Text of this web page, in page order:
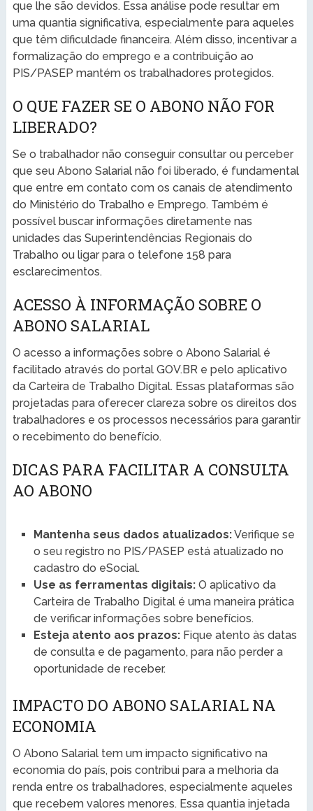
que lhe são devidos. Essa análise pode resultar em
uma quantia significativa, especialmente para aqueles
que têm dificuldade financeira. Além disso, incentivar a
formalização do emprego e a contribuição ao
PIS/PASEP mantém os trabalhadores protegidos.
O QUE FAZER SE O ABONO NÃO FOR
LIBERADO?
Se o trabalhador não conseguir consultar ou perceber
que seu Abono Salarial não foi liberado, é fundamental
que entre em contato com os canais de atendimento
do Ministério do Trabalho e Emprego. Também é
possível buscar informações diretamente nas
unidades das Superintendências Regionais do
Trabalho ou ligar para o telefone 158 para
esclarecimentos.
ACESSO À INFORMAÇÃO SOBRE O
ABONO SALARIAL
O acesso a informações sobre o Abono Salarial é
facilitado através do portal GOV.BR e pelo aplicativo
da Carteira de Trabalho Digital. Essas plataformas são
projetadas para oferecer clareza sobre os direitos dos
trabalhadores e os processos necessários para garantir
o recebimento do benefício.
DICAS PARA FACILITAR A CONSULTA
AO ABONO
Mantenha seus dados atualizados:Verifique se
o seu registro no PIS/PASEP está atualizado no
cadastro do eSocial.
Use as ferramentas digitais:O aplicativo da
Carteira de Trabalho Digital é uma maneira prática
de verificar informações sobre benefícios.
Esteja atento aos prazos:Fique atento às datas
de consulta e de pagamento, para não perder a
oportunidade de receber.
IMPACTO DO ABONO SALARIAL NA
ECONOMIA
O Abono Salarial tem um impacto significativo na
economia do país, pois contribui para a melhoria da
renda entre os trabalhadores, especialmente aqueles
que recebem valores menores. Essa quantia injetada